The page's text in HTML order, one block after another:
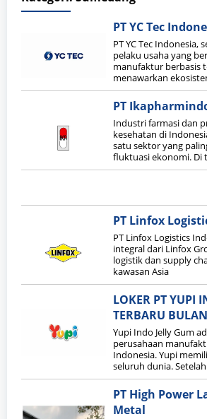
PT YC Tec
PT YC Tec Indonesia,
pelaku usaha yang
manufaktur berbasis
menawarkan
PT
Industri farmasi dan
kesehatan di
satu sektor yang
fluktuasi ekonomi. Di
PT Linfox
PT Linfox Logistics
integral dari Linfox
logistik dan supply
kawasan Asia
LOKER PT YUPI
TERBARU
Yupi Indo Jelly Gum
perusahaan
Indonesia. Yupi
seluruh dunia. Setelah
PT High Power
Metal